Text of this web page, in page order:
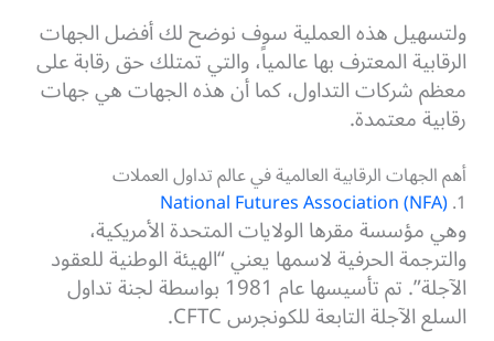
ولتسهيل هذه العملية سوف نوضح لك أفضل الجهات
الرقابية المعترف بها عالمياً، والتي تمتلك حق رقابة على
معظم شركات التداول، كما أن هذه الجهات هي جهات
رقابية معتمدة.
أهم الجهات الرقابية العالمية في عالم تداول العملات
1.
(National Futures Association (NFA
وهي مؤسسة مقرها الولايات المتحدة الأمريكية،
والترجمة الحرفية لاسمها يعني“الهيئة الوطنية للعقود
الآجلة”. تم تأسيسها عام 1981 بواسطة لجنة تداول
السلع الآجلة التابعة للكونجرس CFTC.